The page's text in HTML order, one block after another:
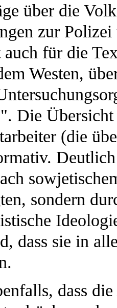
über die
zur
für die
Westen,
Die
(die
sondern
dass sie in
dass